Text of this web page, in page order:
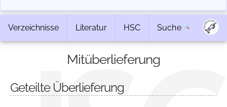
Verzeichnisse Literatur HSC Suche
Mitüberlieferung
Geteilte Überlieferung